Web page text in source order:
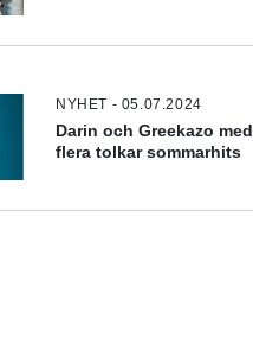
NYHET - 05.07.2024
Darin och Greekazo med
flera tolkar sommarhits